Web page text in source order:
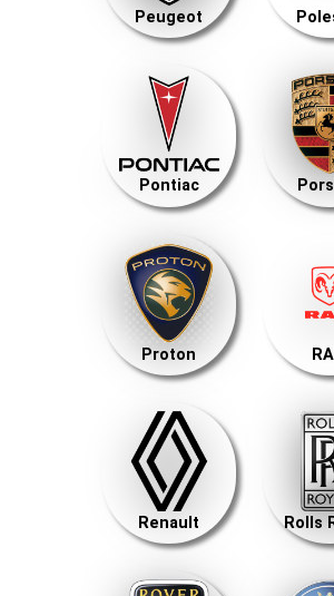
Peugeot
Pontiac
Proton
Renault Rolls